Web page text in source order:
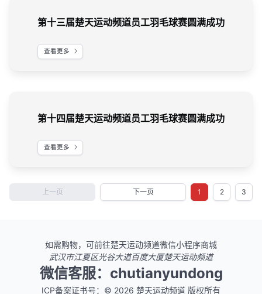
第十三届楚天运动频道员工羽毛球赛圆满成功
查看更多
第十四届楚天运动频道员工羽毛球赛圆满成功
查看更多
上一页 下一页 1 2 3
如需购物，可前往楚天运动频道微信小程序商城
武汉市江夏区光谷大道百度大厦楚天运动频道
微信客服：chutianyundong
ICP备案证书号：© 2026 楚天运动频道 版权所有